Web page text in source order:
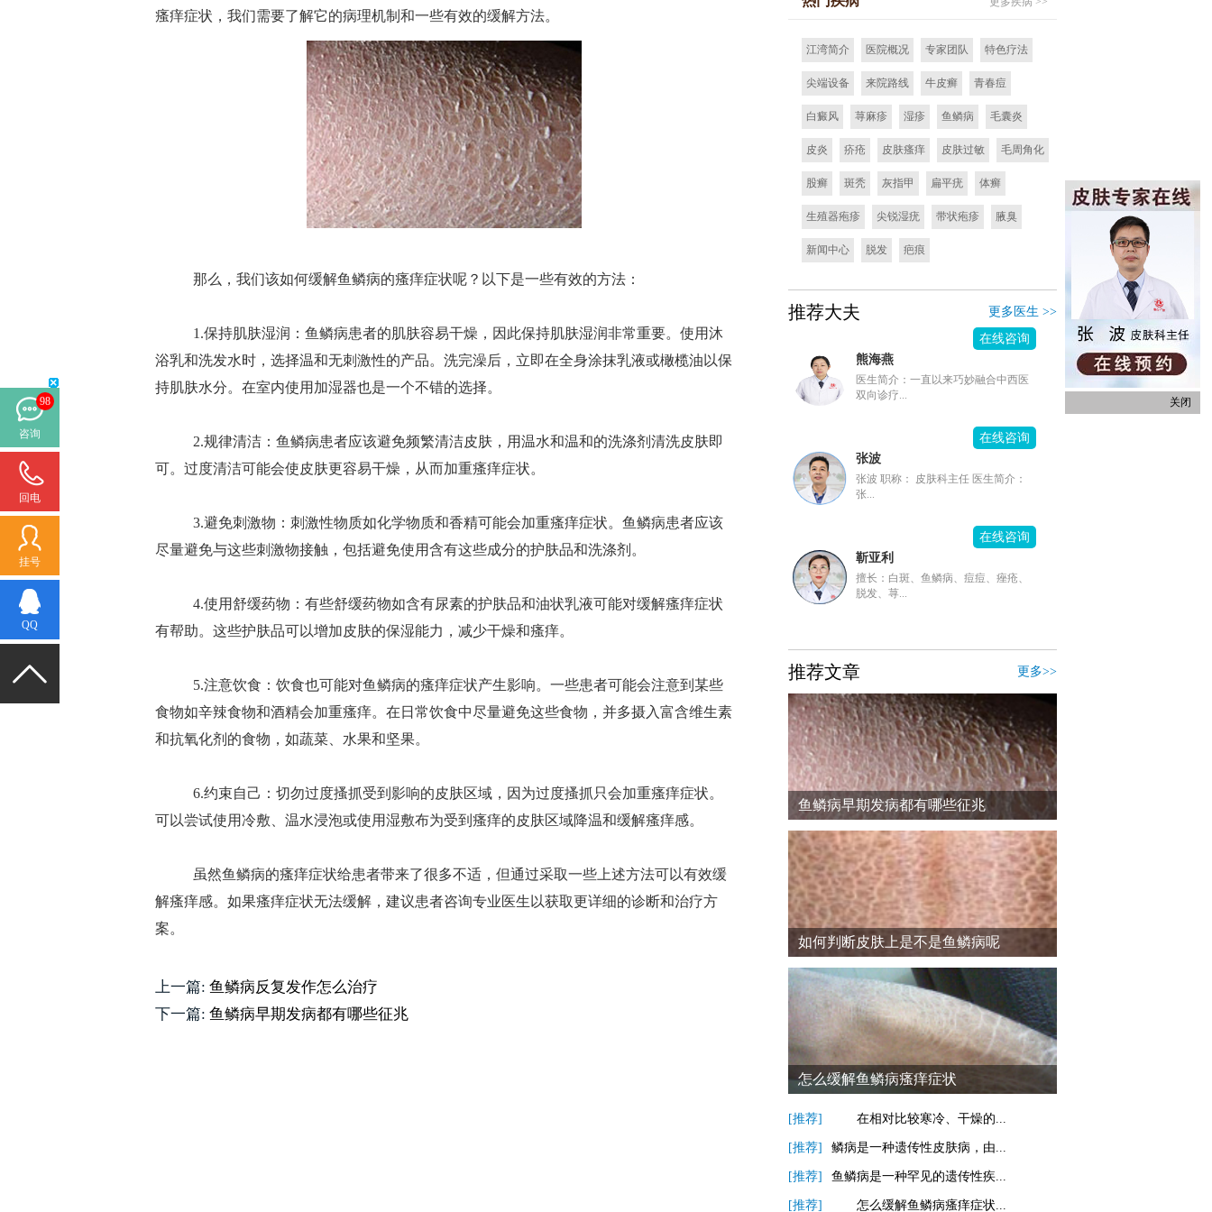
瘙痒症状，我们需要了解它的病理机制和一些有效的缓解方法。
那么，我们该如何缓解鱼鳞病的瘙痒症状呢？以下是一些有效的方法：
1.保持肌肤湿润：鱼鳞病患者的肌肤容易干燥，因此保持肌肤湿润非常重要。使用沐
浴乳和洗发水时，选择温和无刺激性的产品。洗完澡后，立即在全身涂抹乳液或橄榄油以保
持肌肤水分。在室内使用加湿器也是一个不错的选择。
2.规律清洁：鱼鳞病患者应该避免频繁清洁皮肤，用温水和温和的洗涤剂清洗皮肤即
可。过度清洁可能会使皮肤更容易干燥，从而加重瘙痒症状。
3.避免刺激物：刺激性物质如化学物质和香精可能会加重瘙痒症状。鱼鳞病患者应该
尽量避免与这些刺激物接触，包括避免使用含有这些成分的护肤品和洗涤剂。
4.使用舒缓药物：有些舒缓药物如含有尿素的护肤品和油状乳液可能对缓解瘙痒症状
有帮助。这些护肤品可以增加皮肤的保湿能力，减少干燥和瘙痒。
5.注意饮食：饮食也可能对鱼鳞病的瘙痒症状产生影响。一些患者可能会注意到某些
食物如辛辣食物和酒精会加重瘙痒。在日常饮食中尽量避免这些食物，并多摄入富含维生素
和抗氧化剂的食物，如蔬菜、水果和坚果。
6.约束自己：切勿过度搔抓受到影响的皮肤区域，因为过度搔抓只会加重瘙痒症状。
可以尝试使用冷敷、温水浸泡或使用湿敷布为受到瘙痒的皮肤区域降温和缓解瘙痒感。
虽然鱼鳞病的瘙痒症状给患者带来了很多不适，但通过采取一些上述方法可以有效缓
解瘙痒感。如果瘙痒症状无法缓解，建议患者咨询专业医生以获取更详细的诊断和治疗方
案。
上一篇: 鱼鳞病反复发作怎么治疗
下一篇: 鱼鳞病早期发病都有哪些征兆
江湾简介 医院概况 专家团队 特色疗法
尖端设备 来院路线 牛皮癣 青春痘
白癜风 荨麻疹 湿疹 鱼鳞病 毛囊炎
皮炎 疥疮 皮肤瘙痒 皮肤过敏 毛周角化
股癣 斑秃 灰指甲 扁平疣 体癣
生殖器疱疹 尖锐湿疣 带状疱疹 腋臭
新闻中心 脱发 疤痕
推荐大夫 更多医生 >>
熊海燕
在线咨询
医生简介：一直以来巧妙融合中西医
双向诊疗...
张波
在线咨询
张波 职称： 皮肤科主任 医生简介：
张...
靳亚利
在线咨询
擅长：白斑、鱼鳞病、痘痘、痤疮、
脱发、荨...
推荐文章 更多>>
鱼鳞病早期发病都有哪些征兆
如何判断皮肤上是不是鱼鳞病呢
怎么缓解鱼鳞病瘙痒症状
[推荐] 在相对比较寒冷、干燥的...
[推荐] 鳞病是一种遗传性皮肤病，由...
[推荐] 鱼鳞病是一种罕见的遗传性疾...
[推荐] 怎么缓解鱼鳞病瘙痒症状...
关闭
98
咨询
回电
挂号
QQ